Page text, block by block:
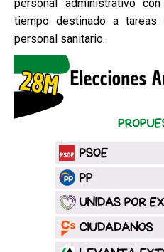
personal administrativo
tiempo destinado a tareas
personal sanitario.